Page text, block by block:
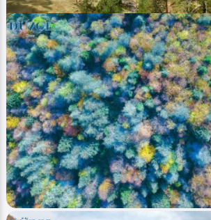
Image Yaylalar - Plateaus
Düzce Kızık (Yayla Plateau)
Ahmet Bozdemir